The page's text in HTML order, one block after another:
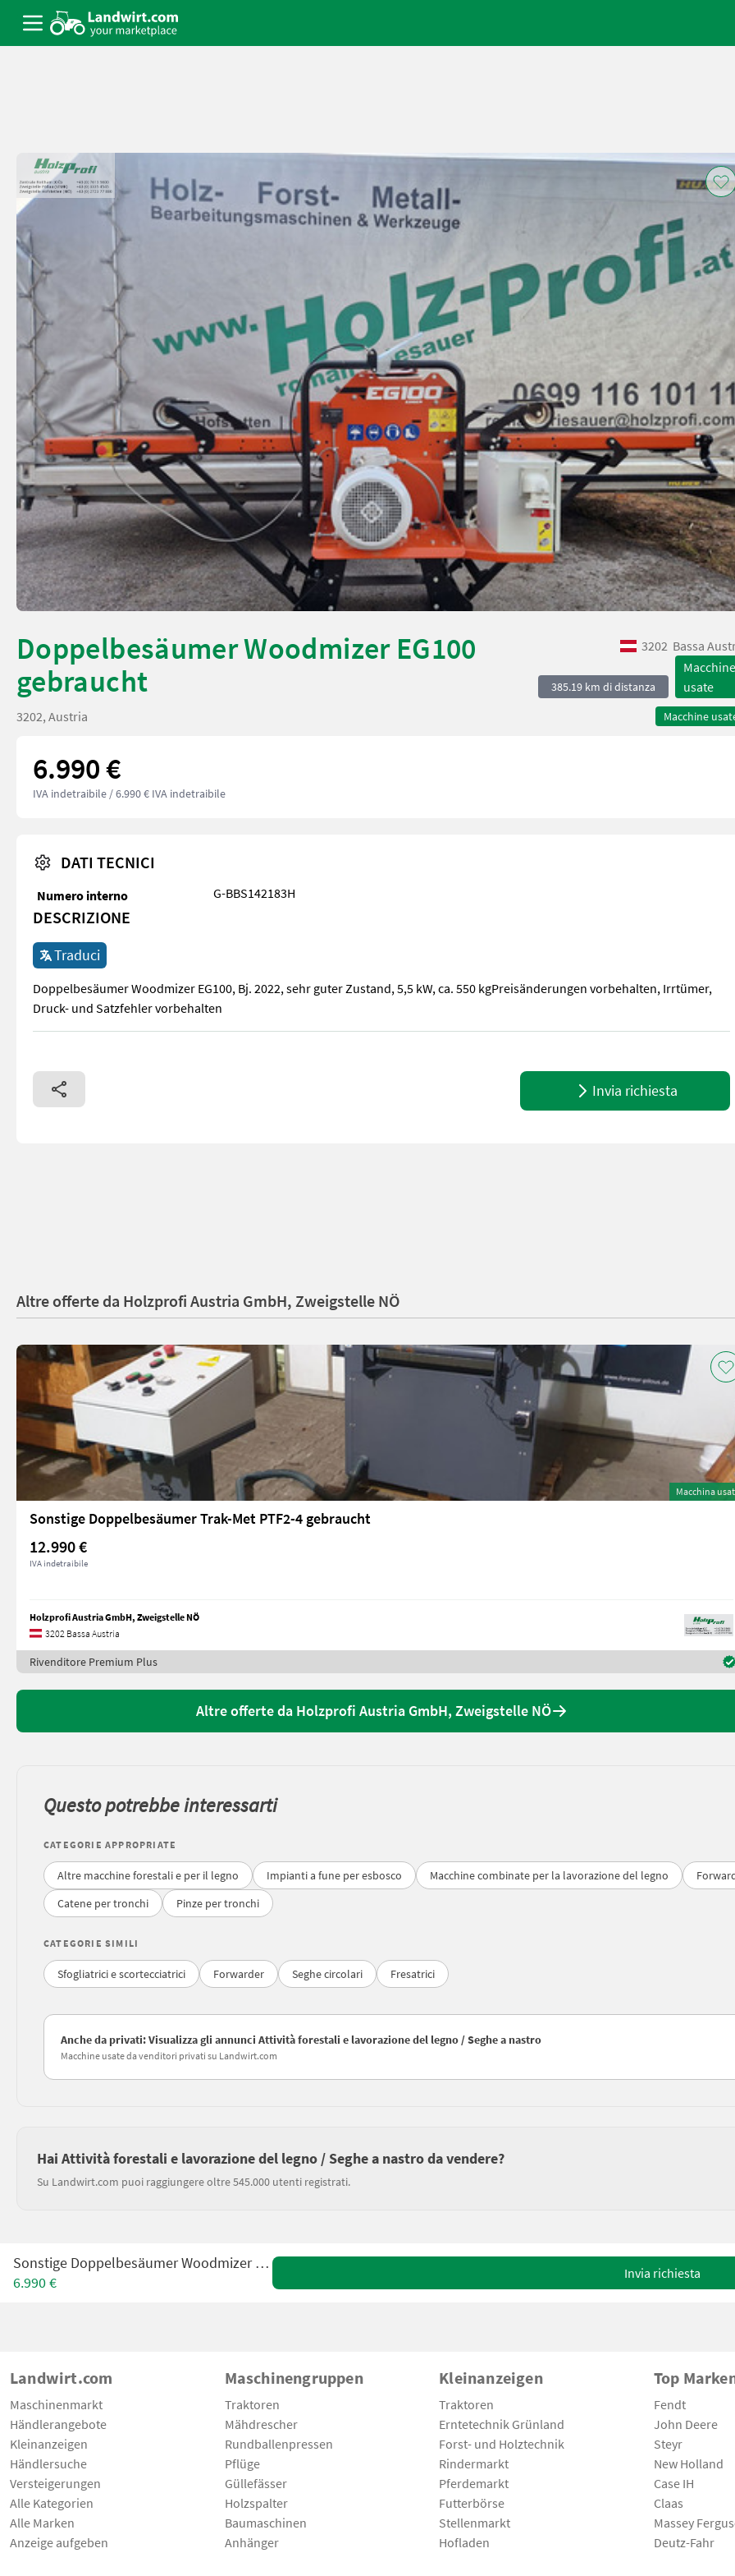
Doppelbesäumer Woodmizer EG100
gebraucht
3202 Bassa
385.19 km di distanza
Macchine
usate
Macchine
3202, Austria
6.990 €
IVA indetraibile / 6.990 € IVA indetraibile
DATI TECNICI
Numero interno G-BBS142183H
DESCRIZIONE
Traduci
Doppelbesäumer Woodmizer EG100, Bj. 2022, sehr guter Zustand, 5,5 kW, ca. 550 kgPreisänderungen vorbehalten, Irrtümer,
Druck- und Satzfehler vorbehalten
Doppelbesäumer Woodmizer EG100, Bj. 2022, sehr guter Zustand, 5,5 kW, ca. 550 kgPreisänderungen vorbehalten, Irrtümer,
Invia richiesta
Altre offerte da Holzprofi Austria GmbH, Zweigstelle NÖ
Macchina
Sonstige Doppelbesäumer Trak-Met PTF2-4 gebraucht
12.990 €
IVA indetraibile
Holzprofi Austria GmbH, Zweigstelle NÖ
3202 Bassa Austria
Rivenditore Premium Plus
Altre offerte da Holzprofi Austria GmbH, Zweigstelle NÖ
Questo potrebbe interessarti
CATEGORIE APPROPRIATE
Altre macchine forestali e per il legno Impianti a fune per esbosco Macchine combinate per la lavorazione del legno
Catene per tronchi
Pinze per tronchi
CATEGORIE SIMILI
Sfogliatrici e scortecciatrici Forwarder Seghe circolari Fresatrici
Anche da privati: Visualizza gli annunci Attività forestali e lavorazione del legno / Seghe a nastro
Macchine usate da venditori privati su Landwirt.com
Hai Attività forestali e lavorazione del legno / Seghe a nastro da vendere?
Su Landwirt.com puoi raggiungere oltre 545.000 utenti registrati.
Sonstige Doppelbesäumer Woodmizer EG100 gebraucht
6.990 €
Invia richiesta
Landwirt.com
Maschinenmarkt
Händlerangebote
Kleinanzeigen
Händlersuche
Versteigerungen
Alle Kategorien
Alle Marken
Anzeige aufgeben
Maschinengruppen
Traktoren
Mähdrescher
Rundballenpressen
Pflüge
Güllefässer
Holzspalter
Baumaschinen
Anhänger
Kleinanzeigen
Traktoren
Erntetechnik Grünland
Forst- und Holztechnik
Rindermarkt
Pferdemarkt
Futterbörse
Stellenmarkt
Hofladen
Top
Fendt
John Deere
Steyr
New Holland
Case IH
Claas
Massey
Deutz-Fahr